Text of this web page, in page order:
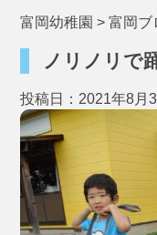
富岡幼稚園 >富岡ブ
ノリノリで
投稿日：2021年8月